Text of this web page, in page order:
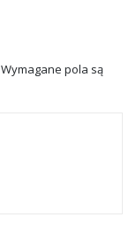
Wymagane pola są